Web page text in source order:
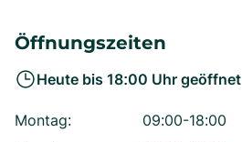
Öffnungszeiten
Heute bis 18:00 Uhr geöffnet
Montag:
09:00-18:00